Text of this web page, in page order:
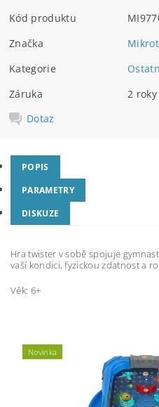
Kód produktu
Značka
Kategorie
Záruka
2 roky
Dotaz
POPIS
PARAMETRY
DISKUZE
Hra twister v sobě spojuje
vaší kondici, fyzickou zdatnost a
Věk: 6+
Novinka